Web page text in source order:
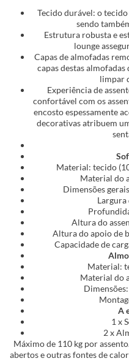
Tecido durável: o
sendo
Estrutura robusta e
lounge
Capas de almofadas
capas destas
limpar
Experiência de
confortável com os
encosto espessamente
decorativas atribuem
Material: tecido
Material do
Dimensões
Largura
Altura do
Altura do apoio de
Capacidade de
Material:
Material do
A
1 x
2 x
Máximo de 110 kg por
abertos e outras fontes de